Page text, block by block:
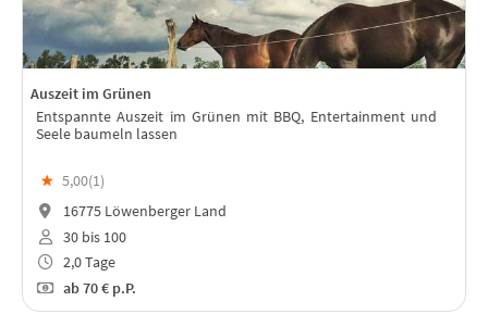
Auszeit im Grünen
Entspannte Auszeit im Grünen mit BBQ, Entertainment und
Seele baumeln lassen
★ 5,00(1)
16775 Löwenberger Land
30 bis 100
2,0 Tage
ab70 € p.P.